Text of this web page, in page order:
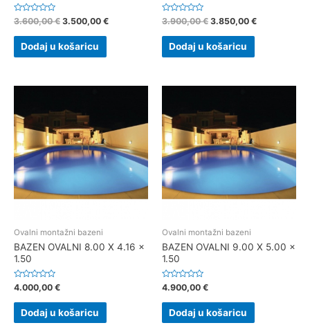
Ocjenjeno
0
od
3.600,00€ 3.500,00 €
Dodaj u košaricu
Ocjenjeno
0
od
3.900,00€ 3.850,00 €
Dodaj u košaricu
Ovalni montažni bazeni
BAZEN OVALNI 8.00 X 4.16 x
1.50
Ocjenjeno
0
od
4.000,00 €
Dodaj u košaricu
Ovalni montažni bazeni
BAZEN OVALNI 9.00 X 5.00 x
1.50
Ocjenjeno
0
od
4.900,00 €
Dodaj u košaricu